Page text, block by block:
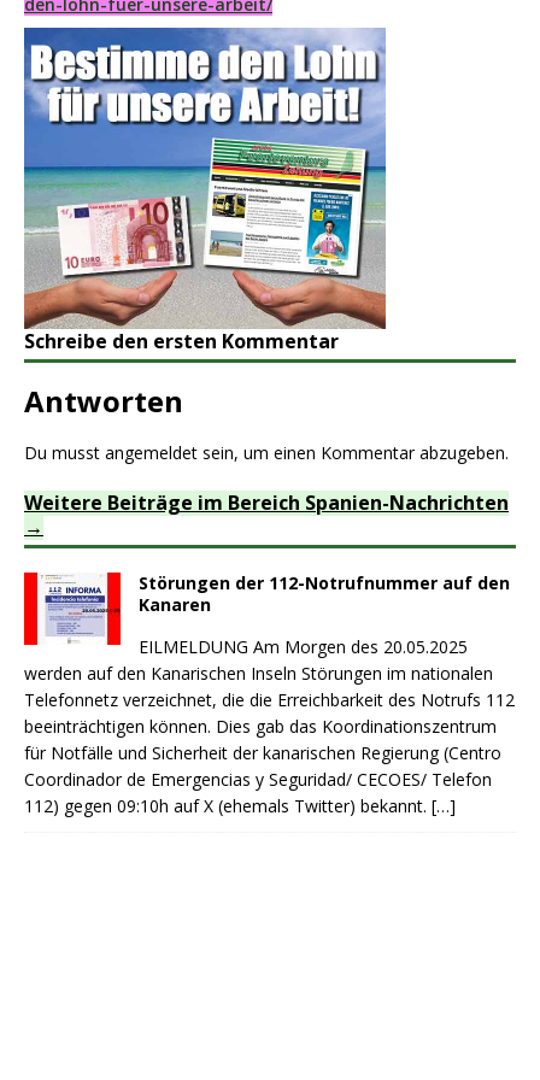
Schreibe den ersten Kommentar
Antworten
Du musst angemeldet sein, um einen Kommentar abzugeben.
Weitere Beiträge im Bereich Spanien-Nachrichten
Störungen der 112-Notrufnummer auf den
Kanaren
EILMELDUNG Am Morgen des 20.05.2025
werden auf den Kanarischen Inseln Störungen im nationalen
Telefonnetz verzeichnet, die die Erreichbarkeit des Notrufs 112
beeinträchtigen können. Dies gab das Koordinationszentrum
für Notfälle und Sicherheit der kanarischen Regierung (Centro
Coordinador de Emergencias y Seguridad/ CECOES/ Telefon
112) gegen 09:10h auf X (ehemals Twitter) bekannt. […]